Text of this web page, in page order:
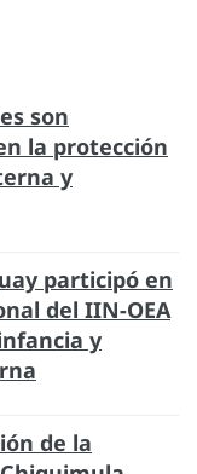
son
la protección
y
participó en
del IIN-OEA
y
de la